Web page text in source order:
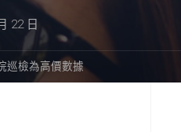
22 日
巡檢為高價數據